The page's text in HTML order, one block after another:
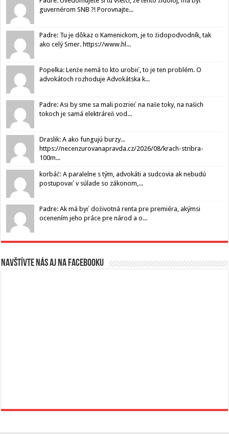
guvernérom SNB ?! Porovnajte...
Padre: Tu je dôkaz o Kamenickom, je to židopodvodník, tak
ako celý Smer. https://www.hl...
Popelka: Lenže nemá to kto urobiť, to je ten problém. O
advokátoch rozhoduje Advokátska k...
Padre: Asi by sme sa mali pozrieť na naše toky, na našich
tokoch je samá elektráreň vod...
Draslik: A ako fungujú burzy...
https://necenzurovanapravda.cz/2026/08/krach-stribra-
100m...
korbáč: A paralelne s tým, advokáti a sudcovia ak nebudú
postupovať v súlade so zákonom,...
Padre: Ak má byť doživotná renta pre premiéra, akýmsi
ocenením jeho práce pre národ a o...
Navštívte nás aj na Facebooku